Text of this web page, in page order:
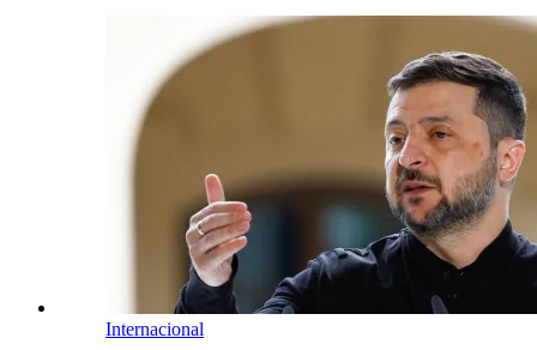
Internacional